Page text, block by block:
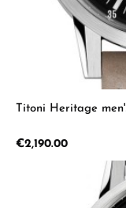
Titoni Heritage
Regular price:
€2,190.00